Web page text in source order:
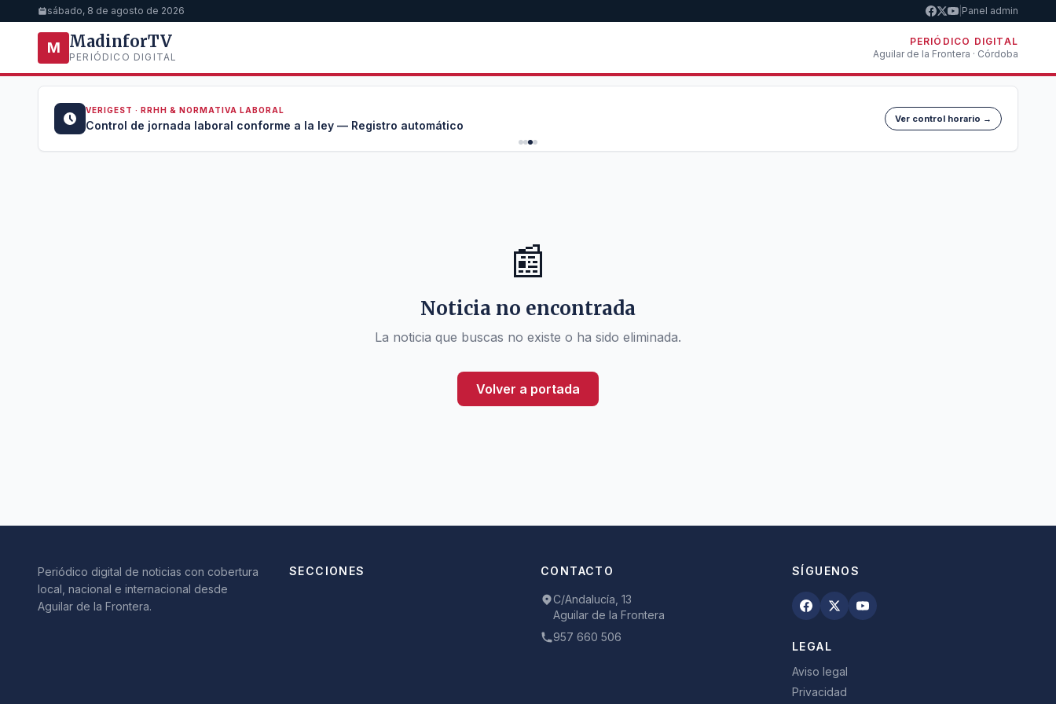
sábado, 8 de agosto de 2026 Panel admin
M MadinforTV
PERIÓDICO DIGITAL
PERIÓDICO DIGITAL
Aguilar de la Frontera · Córdoba
VERIGEST · RRHH & NORMATIVA LABORAL
Control de jornada laboral conforme a la ley — Registro automático Ver control horario →
📰
Noticia no encontrada
La noticia que buscas no existe o ha sido eliminada.
Volver a portada
Periódico digital de noticias con cobertura
local, nacional e internacional desde
Aguilar de la Frontera.
SECCIONES CONTACTO
C/Andalucía, 13
Aguilar de la Frontera
957 660 506
SÍGUENOS
LEGAL
Aviso legal
Privacidad